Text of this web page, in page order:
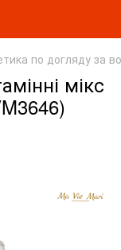
по догляду за
мікс